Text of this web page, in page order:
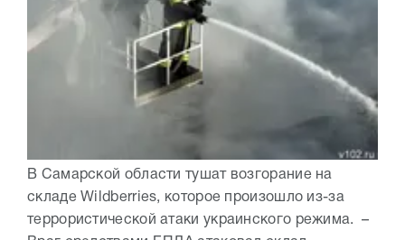
В Самарской области тушат возгорание на
складе Wildberries, которое произошло из-за
террористической атаки украинского режима. –